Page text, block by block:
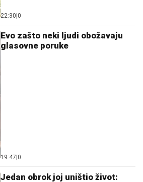
22:30 0
Evo zašto neki ljudi obožavaju
glasovne poruke
19:47 0
Jedan obrok joj uništio život: